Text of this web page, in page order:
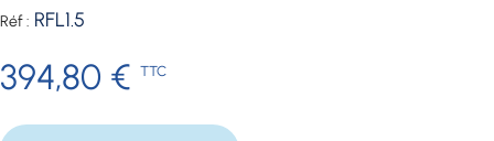
Réf : RFL1.5
394,80 € TTC